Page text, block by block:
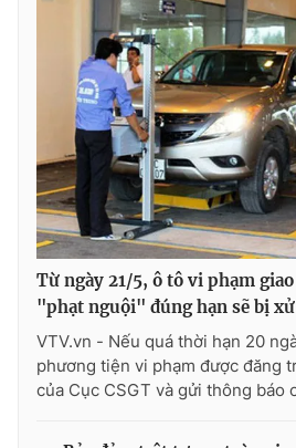
THỜI BÁO VTV
Theo dõi báo trên
Cơ quan chủ quản:Đài Truyền hình
Cơ quan báo chí:Thời báo VTV
Giấy phép hoạt động báo in và báo
cấp ngày 29/12/2023
Tổng Biên tập:Vũ Thanh Thủy
Phó Tổng Biên tập:Nguyễn Thị Mỹ
Nguyễn Trọng Ninh
Từ ngày 21/5, ô tô vi phạm
"phạt nguội" đúng hạn sẽ bị
VTV.vn - Nếu quá thời hạn 20
phương tiện vi phạm được đăng
của Cục CSGT và gửi thông báo